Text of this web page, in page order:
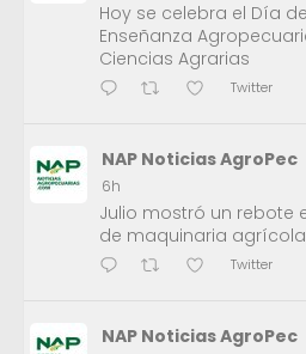
Hoy se celebra el Día
Enseñanza
Ciencias Agrarias
Twitter
NAP Noticias AgroPec
6h
Julio mostró un rebote
de maquinaria agrícola
Twitter
NAP Noticias AgroPec